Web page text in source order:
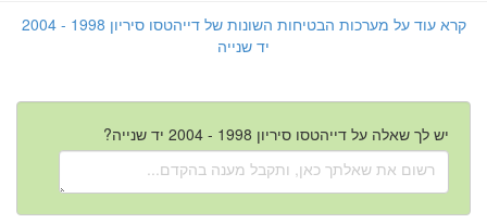
קרא עוד על מערכות הבטיחות השונות של דייהטסו סיריון 1998 - 2004
יד שנייה
יש לך שאלה על דייהטסו סיריון 1998 - 2004 יד שנייה?